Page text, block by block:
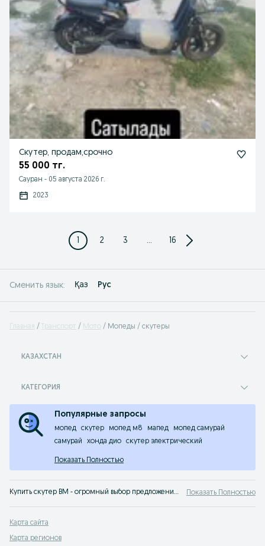
Скутер, продам,срочно
55 000 тг.
Сауран - 05 августа 2026 г.
2023
1 2 3 ... 16
Сменить язык: Қаз Рус
Главная Транспорт Мото Мопеды / скутеры
КАЗАХСТАН
КАТЕГОРИЯ
Популярные запросы
мопед скутер мопед м8 мапед
мопед самурай
самурай
хонда дио скутер электрический
Показать Полностью
Купить скутер BM - огромный выбор предложений о продаже подержанных б/у мопедов и скутеров BM. Не откладывай - твой скутер ждет тебя на OLX Казахстан! Показать Полностью
Карта сайта
Карта регионов